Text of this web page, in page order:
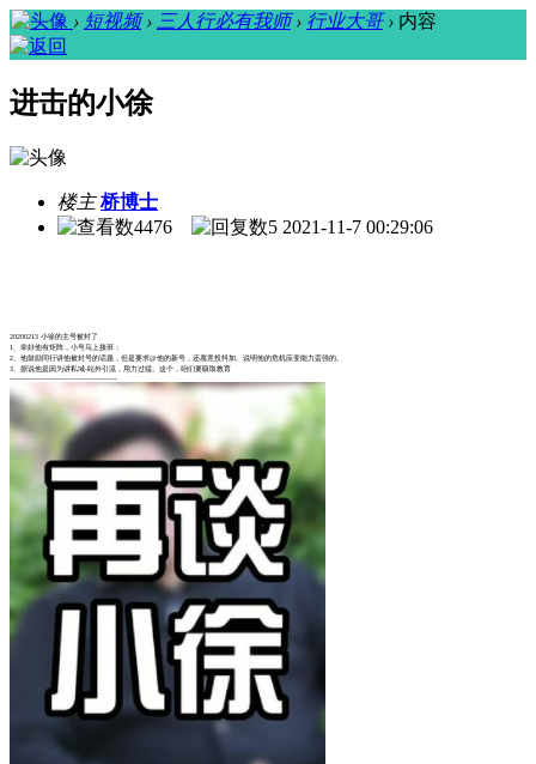
› 短视频 › 三人行必有我师 › 行业大哥 › 内容
进击的小徐
楼主 桥博士
4476
5 2021-11-7 00:29:06
20200213 小徐的主号被封了
1、幸好他有矩阵，小号马上接班；
2、他鼓励同行讲他被封号的话题，但是要求@他的新号，还愿意投抖加。说明他的危机应变能力蛮强的。
3、据说他是因为讲私域-站外引流，用力过猛。这个，咱们要吸取教育
---------------------------------------------